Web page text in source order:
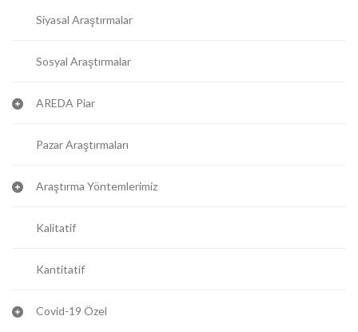
Siyasal Araştırmalar
Sosyal Araştırmalar
AREDA Piar
Pazar Araştırmaları
Araştırma Yöntemlerimiz
Kalitatif
Kantitatif
Covid-19 Özel